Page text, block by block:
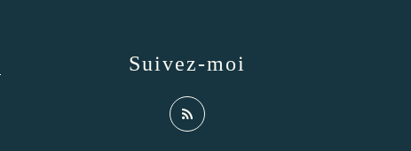
Suivez-moi